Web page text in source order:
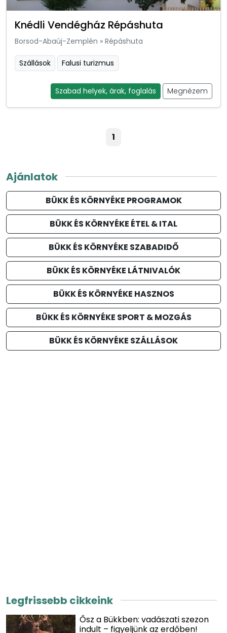
Knédli Vendégház Répáshuta
Borsod-Abaúj-Zemplén » Répáshuta
Szállások Falusi turizmus
Szabad helyek, árak, foglalás Megnézem
1
Ajánlatok
BÜKK ÉS KÖRNYÉKE PROGRAMOK
BÜKK ÉS KÖRNYÉKE ÉTEL & ITAL
BÜKK ÉS KÖRNYÉKE SZABADIDŐ
BÜKK ÉS KÖRNYÉKE LÁTNIVALÓK
BÜKK ÉS KÖRNYÉKE HASZNOS
BÜKK ÉS KÖRNYÉKE SPORT & MOZGÁS
BÜKK ÉS KÖRNYÉKE SZÁLLÁSOK
Legfrissebb cikkeink
Ősz a Bükkben: vadászati szezon
indult – figyeljünk az erdőben!